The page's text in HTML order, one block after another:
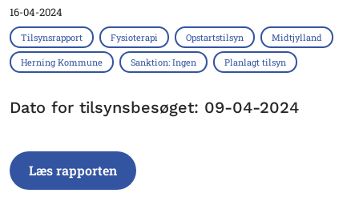
16-04-2024
Tilsynsrapport Fysioterapi Opstartstilsyn Midtjylland
Herning Kommune Sanktion: Ingen Planlagt tilsyn
Dato for tilsynsbesøget: 09-04-2024
Læs rapporten